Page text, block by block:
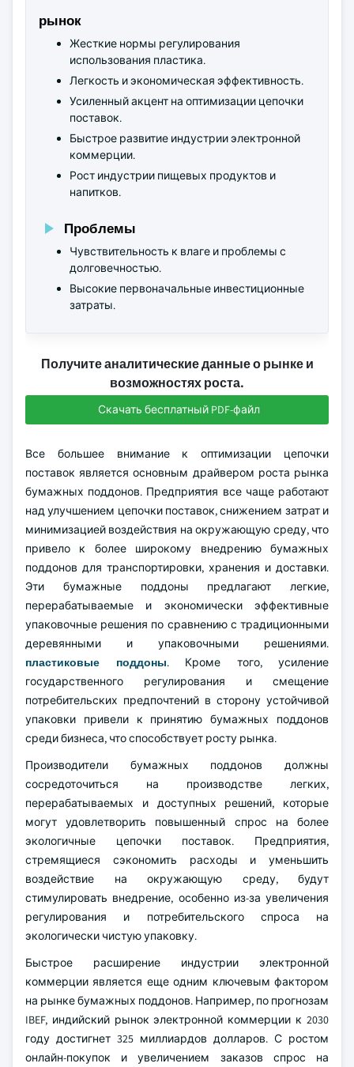
рынок
Жесткие нормы регулирования
использования пластика.
Легкость и экономическая эффективность.
Усиленный акцент на оптимизации цепочки
поставок.
Быстрое развитие индустрии электронной
коммерции.
Рост индустрии пищевых продуктов и
напитков.
Проблемы
Чувствительность к влаге и проблемы с
долговечностью.
Высокие первоначальные инвестиционные
затраты.
Получите аналитические данные о рынке и
возможностях роста.
Скачать бесплатный PDF-файл
Все большее внимание к оптимизации цепочки
поставок является основным драйвером роста рынка
бумажных поддонов. Предприятия все чаще работают
над улучшением цепочки поставок, снижением затрат и
минимизацией воздействия на окружающую среду, что
привело к более широкому внедрению бумажных
поддонов для транспортировки, хранения и доставки.
Эти бумажные поддоны предлагают легкие,
перерабатываемые и экономически эффективные
упаковочные решения по сравнению с традиционными
деревянными и упаковочными решениями.
пластиковые поддоны. Кроме того, усиление
государственного регулирования и смещение
потребительских предпочтений в сторону устойчивой
упаковки привели к принятию бумажных поддонов
среди бизнеса, что способствует росту рынка.
Производители бумажных поддонов должны
сосредоточиться на производстве легких,
перерабатываемых и доступных решений, которые
могут удовлетворить повышенный спрос на более
экологичные цепочки поставок. Предприятия,
стремящиеся сэкономить расходы и уменьшить
воздействие на окружающую среду, будут
стимулировать внедрение, особенно из-за увеличения
регулирования и потребительского спроса на
экологически чистую упаковку.
Быстрое расширение индустрии электронной
коммерции является еще одним ключевым фактором
на рынке бумажных поддонов. Например, по прогнозам
IBEF, индийский рынок электронной коммерции к 2030
году достигнет 325 миллиардов долларов. С ростом
онлайн-покупок и увеличением заказов спрос на